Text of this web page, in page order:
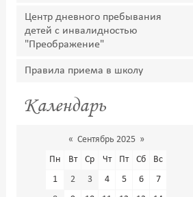
Центр дневного пребывания
детей с инвалидностью
"Преображение"
Правила приема в школу
Календарь
« Сентябрь 2025 »
Пн
Вт Ср Чт Пт Сб
Вс
1
2 3 4 5 6
7